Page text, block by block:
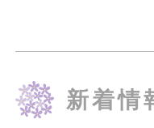
新着情